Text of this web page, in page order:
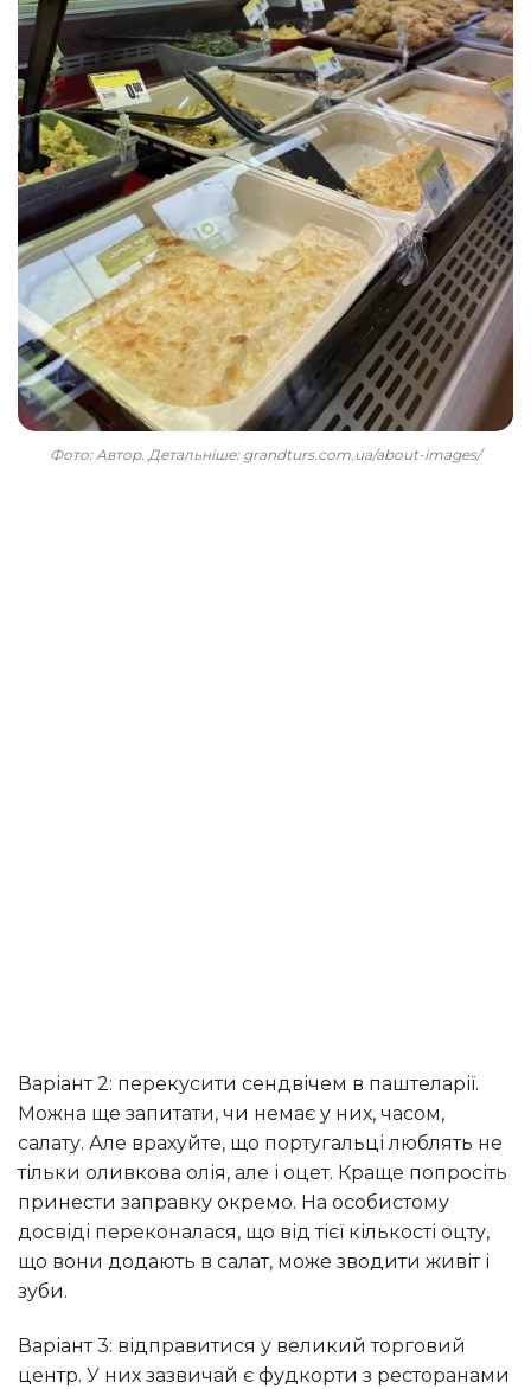
Фото: Автор. Детальніше: grandturs.com.ua/about-images/
Варіант 2: перекусити сендвічем в паштеларії.
Можна ще запитати, чи немає у них, часом,
салату. Але врахуйте, що португальці люблять не
тільки оливкова олія, але і оцет. Краще попросіть
принести заправку окремо. На особистому
досвіді переконалася, що від тієї кількості оцту,
що вони додають в салат, може зводити живіт і
зуби.
Варіант 3: відправитися у великий торговий
центр. У них зазвичай є фудкорти з ресторанами